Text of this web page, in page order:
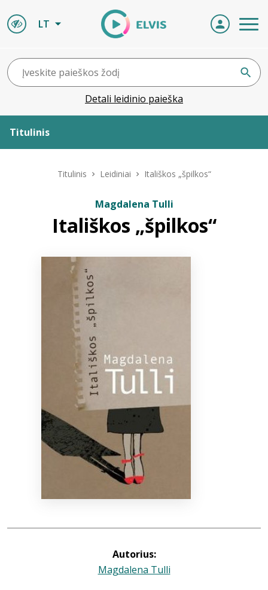
LT
Detali leidinio paieška
Titulinis
ELVIS atvyksta
Titulinis Leidiniai Itališkos „špilkos“
Magdalena Tulli
Itališkos „špilkos“
Autorius:
Magdalena Tulli